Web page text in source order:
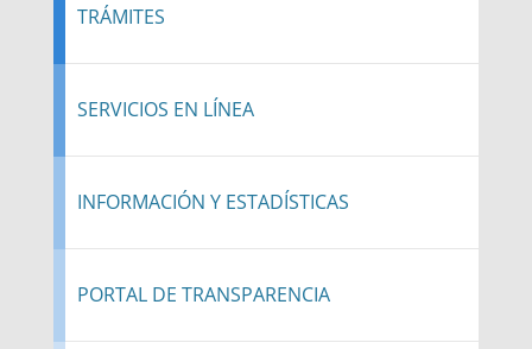
TRÁMITES
SERVICIOS EN LÍNEA
INFORMACIÓN Y ESTADÍSTICAS
PORTAL DE TRANSPARENCIA